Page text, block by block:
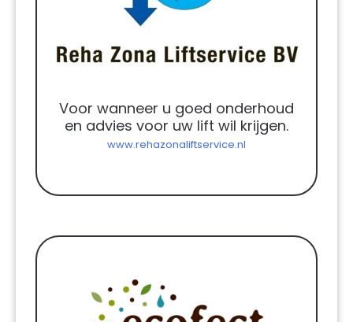
Voor wanneer u goed onderhoud
en advies voor uw lift wil krijgen.
www.rehazonaliftservice.nl